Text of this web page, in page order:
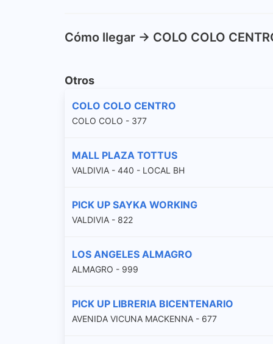
Cómo llegar -> COLO COLO
Otros
COLO COLO CENTRO
COLO COLO - 377
MALL PLAZA TOTTUS
VALDIVIA - 440 - LOCAL BH
PICK UP SAYKA WORKING
VALDIVIA - 822
LOS ANGELES ALMAGRO
ALMAGRO - 999
PICK UP LIBRERIA BICENTENARIO
AVENIDA VICUNA MACKENNA - 677